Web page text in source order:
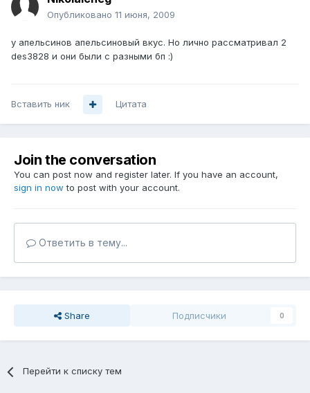
Опубликовано 11 июня, 2009
у апельсинов апельсиновый вкус. Но лично рассматривал 2
des3828 и они были с разными бп :)
Вставить ник Цитата
Join the conversation
You can post now and register later. If you have an account,
sign in now to post with your account.
Ответить в тему...
Share Подписчики 0
Перейти к списку тем